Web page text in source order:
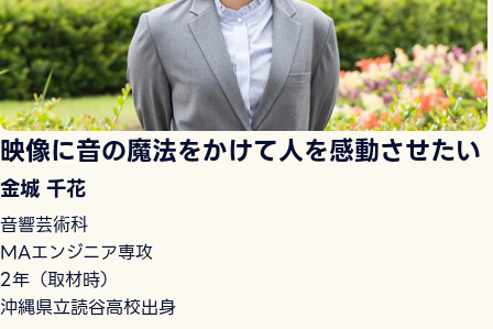
映像に音の魔法をかけて人を感動させたい
金城 千花
音響芸術科
MAエンジニア専攻
2年（取材時）
沖縄県立読谷高校出身